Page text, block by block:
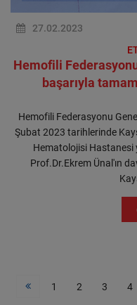
27.02.2023
Hemofili
başarıyla
Hemofili Federasyonu
Şubat 2023 tarihlerinde
Hematolojisi Hastanesi
Prof.Dr.Ekrem Ünal'ın
1 2 3 4